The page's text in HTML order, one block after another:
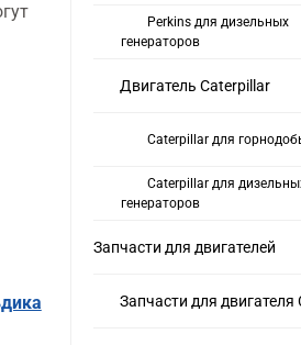
Perkins для дизельных
генераторов
Двигатель Caterpillar
Caterpillar для
Caterpillar для
генераторов
Запчасти для двигателей
Запчасти для двигателя